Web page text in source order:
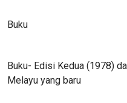
Buku
Buku- Edisi Kedua (1978)
Melayu yang baru